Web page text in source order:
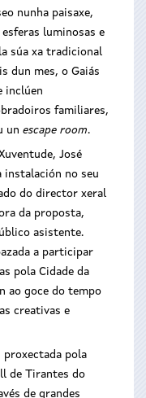
nunha paisaxe,
luminosas e
súa xa tradicional
dun mes, o Gaiás
inclúen
familiares,
un escape room.
José
instalación no seu
do director xeral
da proposta,
asistente.
a participar
pola Cidade da
ao goce do tempo
creativas e
proxectada pola
de Tirantes do
de grandes